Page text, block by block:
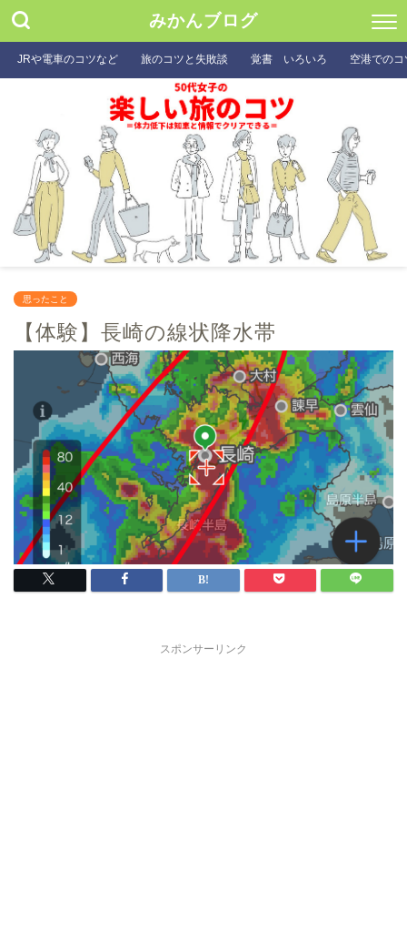
みかんブログ
JRや電車のコツなど 旅のコツと失敗談 覚書 いろいろ 空港での
思ったこと
【体験】長崎の線状降水帯
スポンサーリンク